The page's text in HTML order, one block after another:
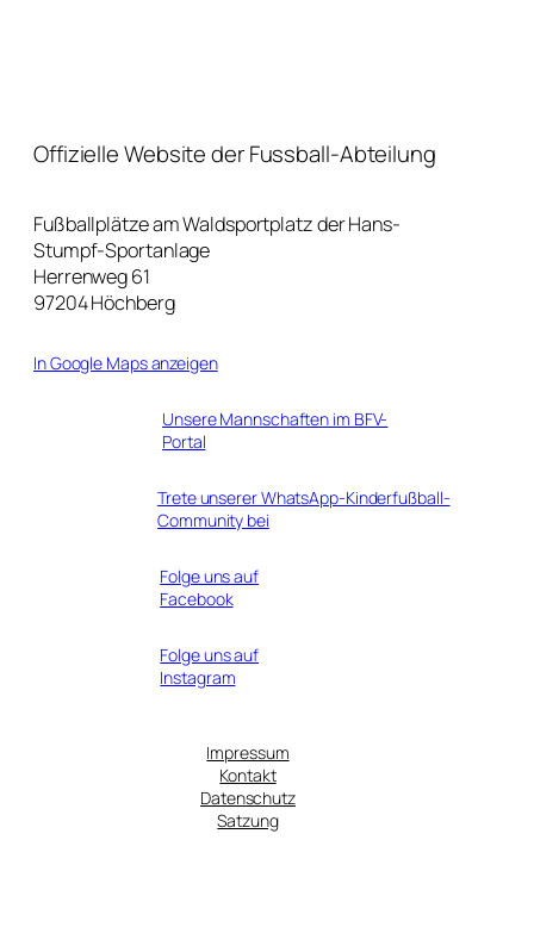
Offizielle Website der Fussball-Abteilung
Fußballplätze am Waldsportplatz der Hans-
Stumpf-Sportanlage
Herrenweg 61
97204 Höchberg
In Google Maps anzeigen
Unsere Mannschaften im BFV-
Portal
Trete unserer WhatsApp-Kinderfußball-
Community bei
Folge uns auf
Facebook
Folge uns auf
Instagram
Impressum
Kontakt
Datenschutz
Satzung